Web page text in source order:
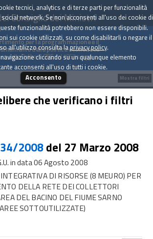
Consiglio dei Ministri
per la programmazione e il
della politica economica
delle Delibere CIPE dal 1967 a oggi
che verificano i filtri
2008del 27 Marzo 2008
in data 06 Agosto 2008
DI RISORSE (8 MEURO) PER
DELLA RETE DEI COLLETTORI
DEL BACINO DEL FIUME SARNO
SOTTOUTILIZZATE)
Mostra filtri
tecnici, analytics e di terze parti per funzionalità
network. Se non acconsenti all'uso dei cookie di
funzionalità potrebbero non essere disponibili.
sui cookie utilizzati, su come disabilitarli o negare il
all'utilizzo consulta laprivacy policy.
cliccando su un qualunque elemento
acconsenti all'uso di tutti i cookie.
Acconsento